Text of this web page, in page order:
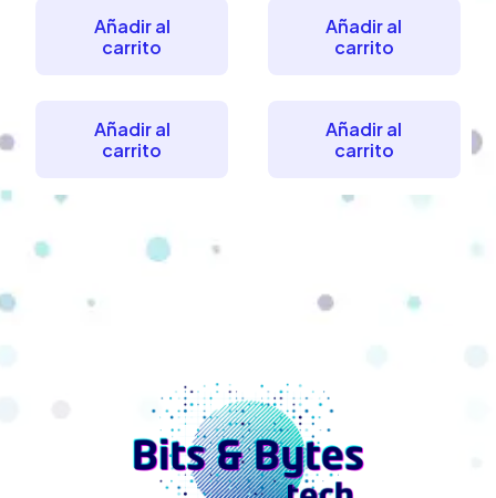
Añadir al
carrito
Añadir al
carrito
Añadir al
carrito
Añadir al
carrito